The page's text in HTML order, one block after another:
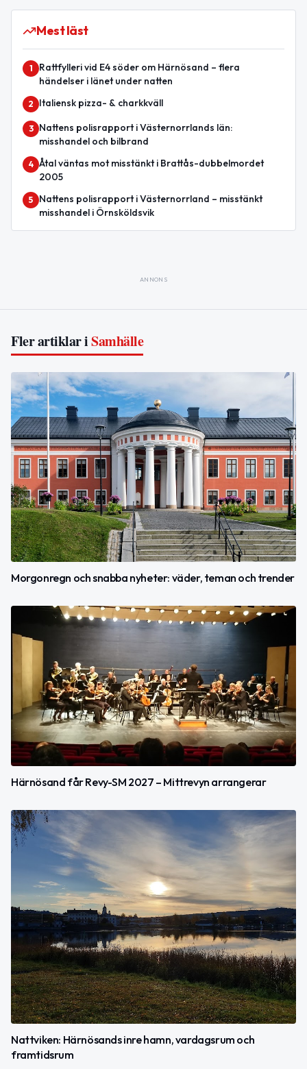
Mest läst
1
Rattfylleri vid E4 söder om Härnösand – flera
händelser i länet under natten
2 Italiensk pizza- & charkkväll
3
Nattens polisrapport i Västernorrlands län:
misshandel och bilbrand
4 Åtal väntas mot misstänkt i Brattås-dubbelmordet
2005
5
Nattens polisrapport i Västernorrland – misstänkt
misshandel i Örnsköldsvik
ANNONS
Fler artiklar iSamhälle
Morgonregn och snabba nyheter: väder, teman och trender
Härnösand får Revy-SM 2027 – Mittrevyn arrangerar
Nattviken: Härnösands inre hamn, vardagsrum och
framtidsrum